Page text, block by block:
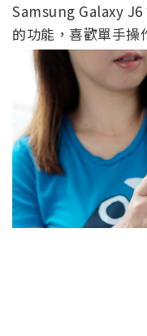
Samsung Galaxy J6
的功能，喜歡單手操